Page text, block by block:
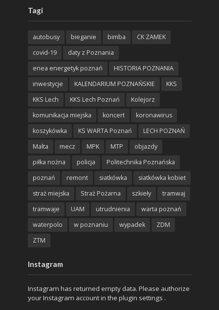
Tagi
autobusy bieganie bimba
CK ZAMEK
covid-19
daty z Poznania
enea energetyk poznań
HISTORIA POZNANIA
inwestycje
KALENDARIUM POZNAŃSKIE
KKS
KKS Lech
KKS Lech Poznań
Kolejorz
komunikacja miejska
koncert
koronawirus
koszykówka
KS WARTA Poznań
LECH POZNAŃ
Malta
mecz MPK MTP
objazdy
piłka nożna
policja
Politechnika Poznańska
poznań
remont siatkówka
siatkówka kobiet
straż miejska
Straż Pożarna szkieły
tramwaj
tramwaje
UAM utrudnienia
warta poznań
waterpolo
w poznaniu wypadek
ZDM
ZTM
Instagram
Instagram has returned empty data. Please authorize
your Instagram account in the plugin settings .